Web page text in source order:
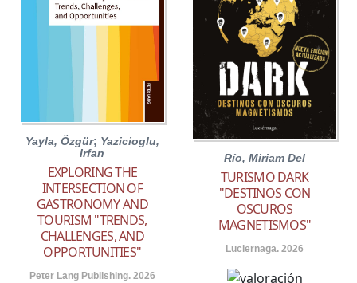
Yayla, Özgür; Yazicioglu,
Irfan
EXPLORING THE
INTERSECTION OF
GASTRONOMY AND
TOURISM "TRENDS,
CHALLENGES, AND
OPPORTUNITIES"
Peter Lang Publishing. 2026
Río, Miriam Del
TURISMO DARK
"DESTINOS CON
OSCUROS
MAGNETISMOS"
Luciernaga. 2026